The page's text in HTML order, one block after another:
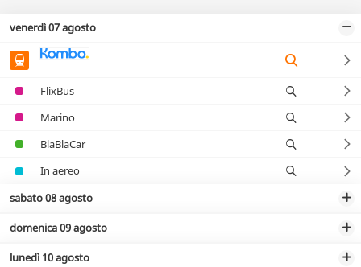
venerdì 07 agosto
FlixBus
Marino
BlaBlaCar
In aereo
sabato 08 agosto
domenica 09 agosto
lunedì 10 agosto